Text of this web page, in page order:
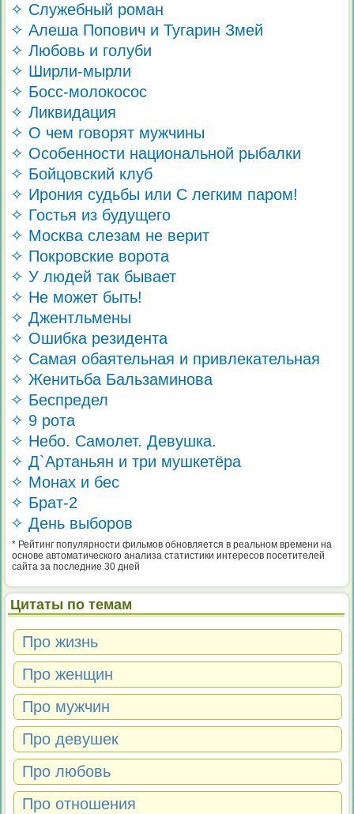
✧ Служебный роман
✧ Алеша Попович и Тугарин Змей
✧ Любовь и голуби
✧ Ширли-мырли
✧ Босс-молокосос
✧ Ликвидация
✧ О чем говорят мужчины
✧ Особенности национальной рыбалки
✧ Бойцовский клуб
✧ Ирония судьбы или С легким паром!
✧ Гостья из будущего
✧ Москва слезам не верит
✧ Покровские ворота
✧ У людей так бывает
✧ Не может быть!
✧ Джентльмены
✧ Ошибка резидента
✧ Самая обаятельная и привлекательная
✧ Женитьба Бальзаминова
✧ Беспредел
✧ 9 рота
✧ Небо. Самолет. Девушка.
✧ Д`Артаньян и три мушкетёра
✧ Монах и бес
✧ Брат-2
✧ День выборов
* Рейтинг популярности фильмов обновляется в реальном времени на
основе автоматического анализа статистики интересов посетителей
сайта за последние 30 дней
Цитаты по темам
Про жизнь
Про женщин
Про мужчин
Про девушек
Про любовь
Про отношения